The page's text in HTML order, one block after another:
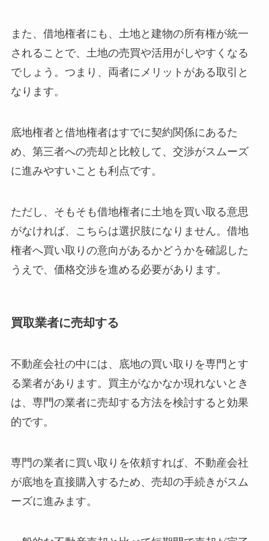
また、借地権者にも、土地と建物の所有権が統一
されることで、土地の売買や活用がしやすくなる
でしょう。つまり、両者にメリットがある取引と
なります。
底地権者と借地権者はすでに契約関係にあるた
め、第三者への売却と比較して、交渉がスムーズ
に進みやすいことも利点です。
ただし、そもそも借地権者に土地を買い取る意思
がなければ、こちらは選択肢になりません。借地
権者へ買い取りの意向があるかどうかを確認した
うえで、価格交渉を進める必要があります。
買取業者に売却する
不動産会社の中には、底地の買い取りを専門とす
る業者があります。買主がなかなか現れないとき
は、専門の業者に売却する方法を検討すると効果
的です。
専門の業者に買い取りを依頼すれば、不動産会社
が底地を直接購入するため、売却の手続きがスム
ーズに進みます。